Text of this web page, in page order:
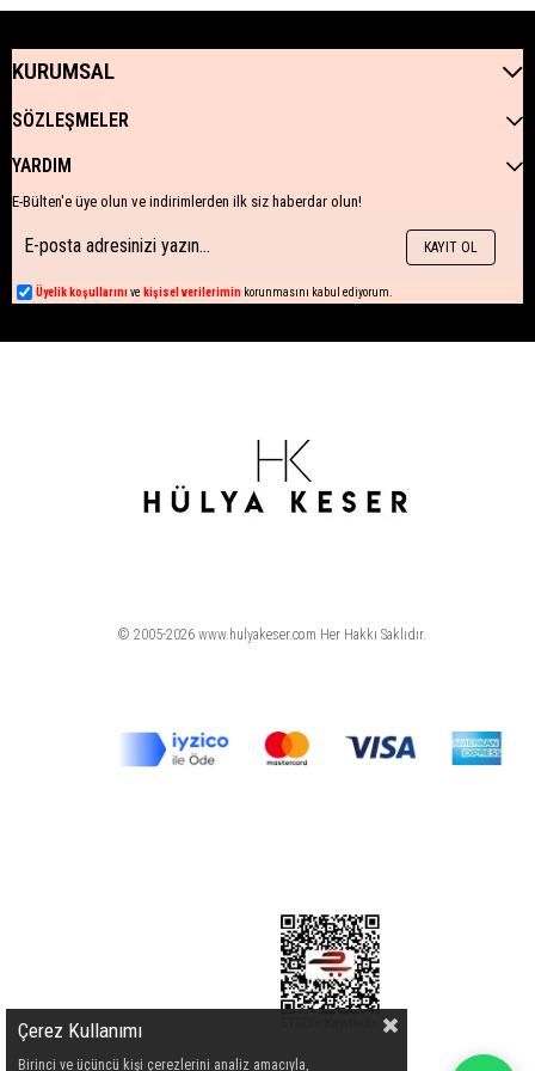
KURUMSAL
SÖZLEŞMELER
YARDIM
E-Bülten'e üye olun ve indirimlerden ilk siz haberdar olun!
KAYIT OL
Üyelik koşullarını ve kişisel verilerimin korunmasını kabul ediyorum.
© 2005-2026 www.hulyakeser.com Her Hakkı Saklıdır.
Çerez Kullanımı
Birinci ve üçüncü kişi çerezlerini analiz amacıyla,